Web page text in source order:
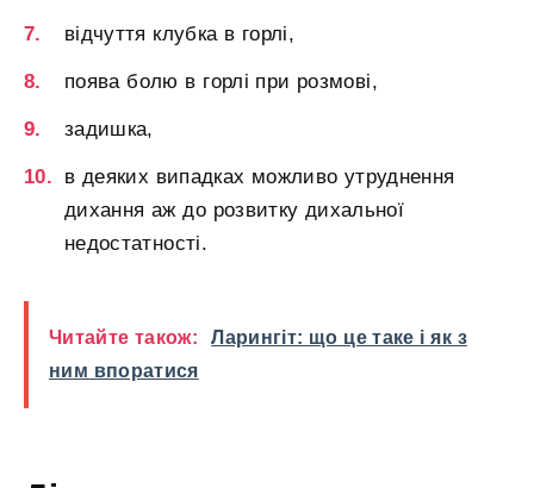
відчуття клубка в горлі,
поява болю в горлі при розмові,
задишка,
в деяких випадках можливо утруднення
дихання аж до розвитку дихальної
недостатності.
Читайте також:
Ларингіт: що це таке і як з
ним впоратися